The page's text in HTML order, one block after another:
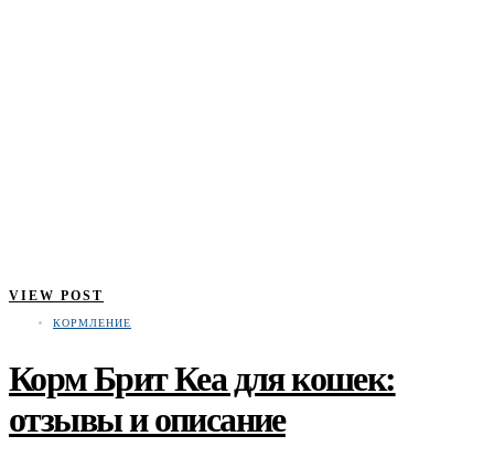
VIEW POST
КОРМЛЕНИЕ
Корм Брит Кеа для кошек:
отзывы и описание